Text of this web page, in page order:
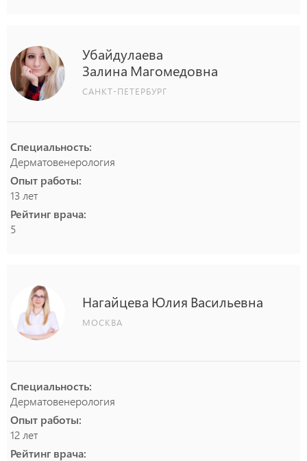
Убайдулаева
Залина Магомедовна
САНКТ-ПЕТЕРБУРГ
Специальность:
Дерматовенерология
Опыт работы:
13 лет
Рейтинг врача:
5
Нагайцева Юлия Васильевна
МОСКВА
Специальность:
Дерматовенерология
Опыт работы:
12 лет
Рейтинг врача: